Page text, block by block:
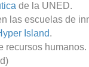
de la UNED.
las escuelas de
Island.
recursos